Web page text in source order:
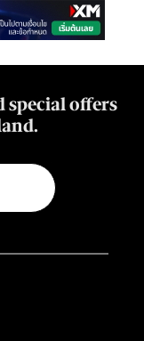
special offers